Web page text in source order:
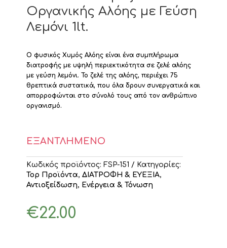
Οργανικής Αλόης με Γεύση
Λεμόνι 1lt.
Ο φυσικός Χυμός Αλόης είναι ένα συμπλήρωμα
διατροφής με υψηλή περιεκτικότητα σε ζελέ αλόης
με γεύση λεμόνι. Το ζελέ της αλόης, περιέχει 75
θρεπτικά συστατικά, που όλα δρουν συνεργατικά και
απορροφώνται στο σύνολό τους από τον ανθρώπινο
οργανισμό.
ΕΞΑΝΤΛΗΜΕΝΟ
Κωδικός προϊόντος: FSP-151
Κατηγορίες:
Top Προϊόντα,ΔΙΑΤΡΟΦΗ & ΕΥΕΞΙΑ,
Αντιοξείδωση, Ενέργεια & Τόνωση
€22.00